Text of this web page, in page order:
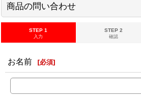
商品の問い合わせ
STEP 1
入力
STEP 2
確認
お名前 [必須]